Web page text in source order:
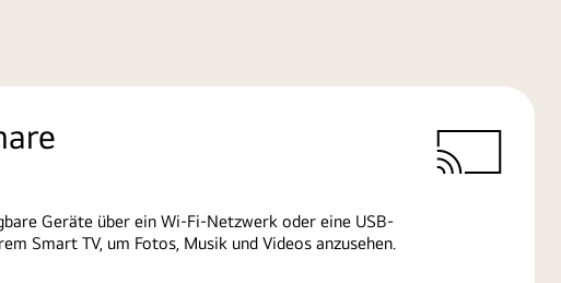
Geräte über ein Wi-Fi-Netzwerk oder eine USB-
Smart TV, um Fotos, Musik und Videos anzusehen.